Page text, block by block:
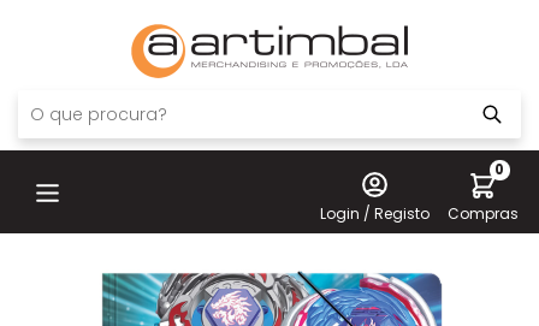
Login / Registo
0
Compras